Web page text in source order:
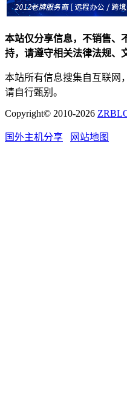
本站仅分享信息，不销售、
持，请遵守相关法律法规、
本站所有信息搜集自互联网
请自行甄别。
Copyright© 2010-2026
国外主机分享 网站地图